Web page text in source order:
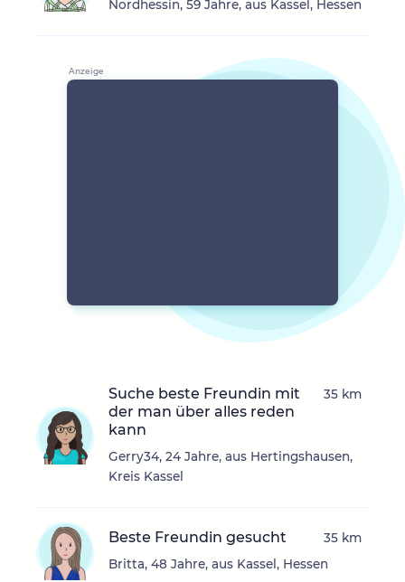
Nordhessin, 59 Jahre, aus Kassel, Hessen
Suche beste Freundin mit
der man über alles reden
kann
Gerry34, 24 Jahre, aus Hertingshausen,
Kreis Kassel
35 km
Beste Freundin gesucht
Britta, 48 Jahre, aus Kassel, Hessen
35 km